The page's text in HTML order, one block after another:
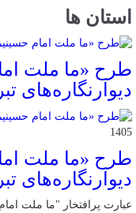
استان ها
طرح «ما ملت
دیوارنگاره‌های
1405
طرح «ما ملت
دیوارنگاره‌های
عبارت پرافتخار "ما ملت